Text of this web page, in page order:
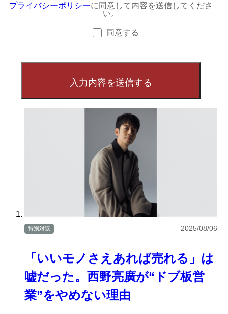
プライバシーポリシーに同意して内容を送信してくださ
い。
同意する
「いいモノさえあれば売れる」は
嘘だった。西野亮廣が“ドブ板営
業”をやめない理由
特別対談 2025/08/06